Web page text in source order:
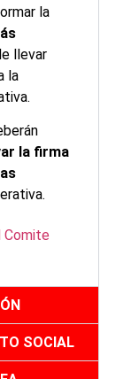
la
llevar
la
la firma
Comite
SOCIAL